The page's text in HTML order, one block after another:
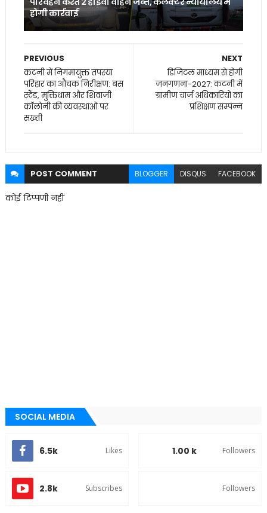
होगी कार्रवाई
NEXT
डिजिटल माध्यम से होगी
जनगणना-2027: कटनी में
ग्रामीण चार्ज अधिकारियों का
प्रशिक्षण सम्पन्न
PREVIOUS
कटनी में निगमायुक्त तपस्या
परिहार का औचक निरीक्षण: बस
स्टैंड, मुक्तिधाम और शिवाजी
कॉलोनी की व्यवस्थाओं पर
सख्ती
POST COMMENT BLOGGER DISQUS FACEBOOK
कोई टिप्पणी नहीं
SOCIAL MEDIA
6.5k Likes 1.00 k Followers
2.8k Subscribes Followers